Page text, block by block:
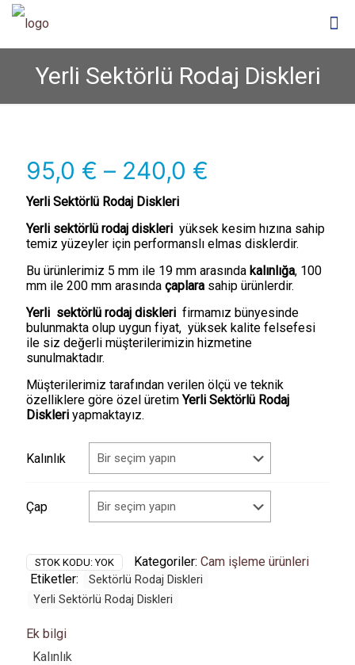
Yerli Sektörlü Rodaj Diskleri
95,0 € – 240,0 €
95,0 €
-
240,0 €
Yerli Sektörlü Rodaj Diskleri
Yerli sektörlü rodaj diskleri yüksek kesim hızına sahip
temiz yüzeyler için performanslı elmas disklerdir.
Bu ürünlerimiz 5 mm ile 19 mm arasında kalınlığa, 100
mm ile 200 mm arasında çaplara sahip ürünlerdir.
Yerli sektörlü rodaj diskleri firmamız bünyesinde
bulunmakta olup uygun fiyat, yüksek kalite felsefesi
ile siz değerli müşterilerimizin hizmetine
sunulmaktadır.
Müşterilerimiz tarafından verilen ölçü ve teknik
özelliklere göre özel üretimYerli Sektörlü Rodaj
Diskleri yapmaktayız.
Kalınlık
Çap
STOK KODU:YOK Kategoriler: Cam işleme ürünleri
Etiketler:
Sektörlü Rodaj Diskleri
Yerli Sektörlü Rodaj Diskleri
Ek bilgi
Kalınlık